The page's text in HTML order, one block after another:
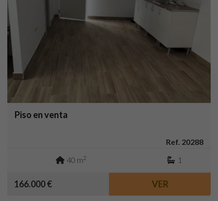
Piso en venta
Ref. 20288
40 m2 1
166.000 € VER